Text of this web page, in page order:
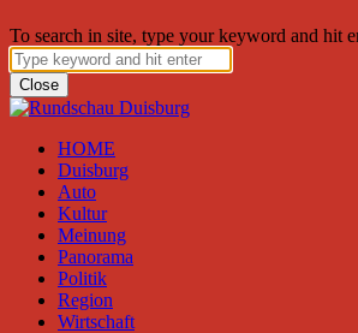
To search in site, type your keyword and hit
Close
HOME
Duisburg
Auto
Kultur
Meinung
Panorama
Politik
Region
Wirtschaft